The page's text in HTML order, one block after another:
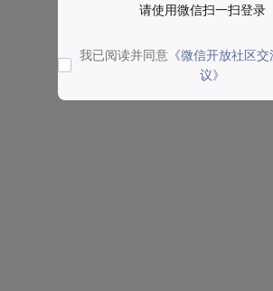
请使用微信扫一扫登录
我已阅读并同意 《微信开放社区
议》